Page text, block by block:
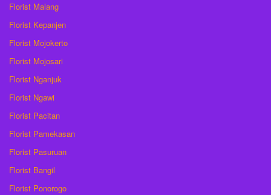
Florist Malang
Florist Kepanjen
Florist Mojokerto
Florist Mojosari
Florist Nganjuk
Florist Ngawi
Florist Pacitan
Florist Pamekasan
Florist Pasuruan
Florist Bangil
Florist Ponorogo